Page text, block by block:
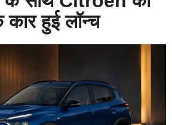
हुई लॉन्च